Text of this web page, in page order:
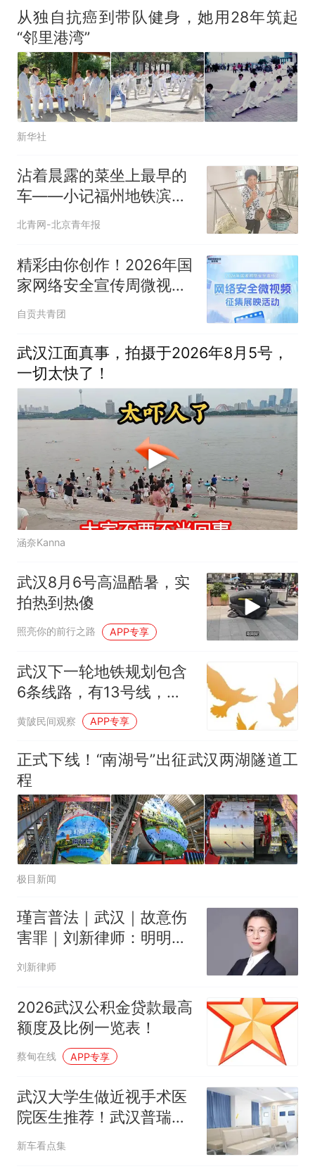
从独自抗癌到带队健身，她用28年筑起
“邻里港湾”
新华社
沾着晨露的菜坐上最早的
车——小记福州地铁滨海
快线晨间助农便民服务
北青网-北京青年报
精彩由你创作！2026年国
家网络安全宣传周微视频
征集展映活动来啦！
自贡共青团
武汉江面真事，拍摄于2026年8月5号，
一切太快了！
涵奈Kanna
武汉8月6号高温酷暑，实
拍热到热傻
照亮你的前行之路 APP专享
武汉下一轮地铁规划包含
6条线路，有13号线，没
有20和37号线
黄陂民间观察 APP专享
正式下线！“南湖号”出征武汉两湖隧道工
程
极目新闻
瑾言普法｜武汉｜故意伤
害罪｜刘新律师：明明一
拳致骨折，为何不追究刑
刘新律师
2026武汉公积金贷款最高
额度及比例一览表！
蔡甸在线 APP专享
武汉大学生做近视手术医
院医生推荐！武汉普瑞眼
科医院医生怎么样？
新车看点集